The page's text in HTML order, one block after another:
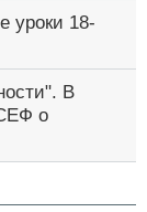
уроки 18-
В
о